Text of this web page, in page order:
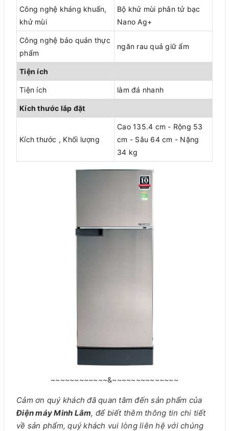
Công nghệ kháng khuẩn,
khử mùi
Bộ khử mùi phân tử bạc
Nano Ag+
Công nghệ bảo quản thực
phẩm
ngăn rau quả giữ ẩm
Tiện ích
Tiện ích làm đá nhanh
Kích thước lắp đặt
Kích thước , Khối lượng
Cao 135.4 cm - Rộng 53
cm - Sâu 64 cm - Nặng
34 kg
~~~~~~~~~~~~&~~~~~~~~~~~~~~
Cảm ơn quý khách đã quan tâm đến sản phẩm của
Điện máy Minh Lâm, để biết thêm thông tin chi tiết
về sản phẩm, quý khách vui lòng liên hệ với chúng